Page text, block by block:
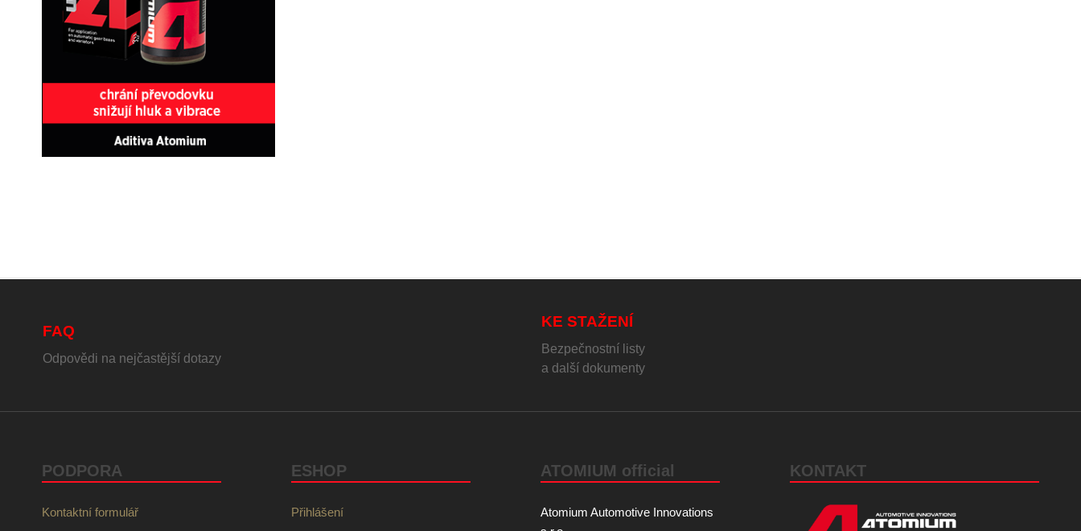
FAQ
Odpovědi na nejčastější dotazy
KE STAŽENÍ
Bezpečnostní listy
a další dokumenty
PODPORA
Kontaktní formulář
ESHOP
Přihlášení
ATOMIUM official
Atomium Automotive Innovations
KONTAKT